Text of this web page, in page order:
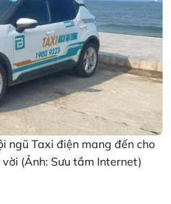
ngũ Taxi điện mang đến cho
(Ảnh: Sưu tầm Internet)